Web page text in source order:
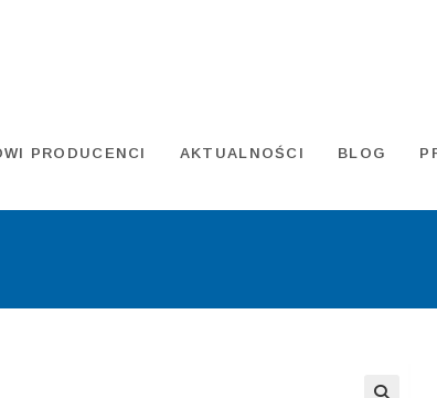
PRODUCENCI AKTUALNOŚCI BLOG